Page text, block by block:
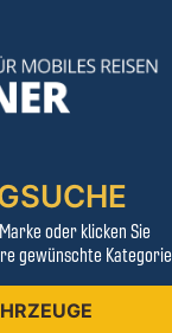
oder klicken Sie
gewünschte Kategorie